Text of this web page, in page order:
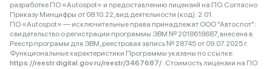
разработке ПО «Autospot» и предоставлению лицензий на ПО. Согласно
Приказу Минцифры от 08.10.22, вид деятельности (код): 2.01.
ПО «Autospot» — исключительные права принадлежат ООО "Автоспот":
свидетельство о регистрации программы ЭВМ № 2018618687, внесена в
Реестр программ для ЭВМ, реестровая запись № 28745 от 09.07.2025 г.
Функциональные характеристики Программы указаны по ссылке:
https://reestr.digital.gov.ru/reestr/3467687/ . Стоимость лицензии на ПО